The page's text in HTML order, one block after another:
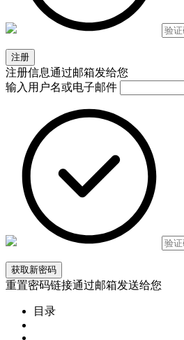
注册信息通过邮箱发给您
输入用户名或电子邮件
重置密码链接通过邮箱发送给您
目录